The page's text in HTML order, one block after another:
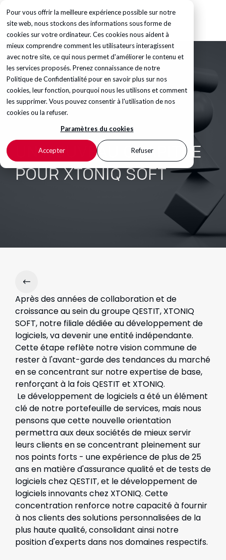
Pour vous offrir la meilleure expérience possible sur notre
site web, nous stockons des informations sous forme de
cookies sur votre ordinateur. Ces cookies nous aident à
mieux comprendre comment les utilisateurs interagissent
avec notre site, ce qui nous permet d'améliorer le contenu et
les services proposés. Prenez connaissance de notre
Politique de Confidentialitépour en savoir plus sur nos
cookies, leur fonction, pourquoi nous les utilisons et comment
les supprimer. Vous pouvez consentir à l'utilisation de nos
cookies ou la refuser.
Paramètres du cookies
Accepter Refuser
UN NOUVEAU CHAPITRE
POUR XTONIQ SOFT
Après des années de collaboration et de
croissance au sein du groupe QESTIT, XTONIQ
SOFT, notre filiale dédiée au développement de
logiciels, va devenir une entité indépendante.
Cette étape reflète notre vision commune de
rester à l'avant-garde des tendances du marché
en se concentrant sur notre expertise de base,
renforçant à la fois QESTIT et XTONIQ.
Le développement de logiciels a été un élément
clé de notre portefeuille de services, mais nous
pensons que cette nouvelle orientation
permettra aux deux sociétés de mieux servir
leurs clients en se concentrant pleinement sur
nos points forts - une expérience de plus de 25
ans en matière d'assurance qualité et de tests de
logiciels chez QESTIT, et le développement de
logiciels innovants chez XTONIQ. Cette
concentration renforce notre capacité à fournir
à nos clients des solutions personnalisées de la
plus haute qualité, consolidant ainsi notre
position d'experts dans nos domaines respectifs.